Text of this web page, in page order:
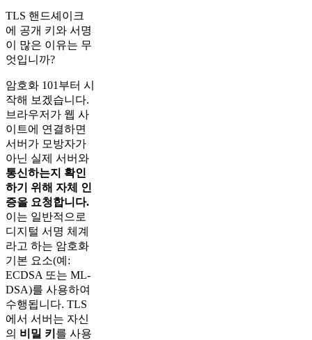
TLS 핸드셰이크
에 공개 키와 서명
이 많은 이유는 무
엇입니까?
암호화 101부터 시
작해 보겠습니다.
브라우저가 웹 사
이트에 연결하면
서버가 모방자가
아닌 실제 서버와
통신하는지 확인
하기 위해 자체 인
증을 요청합니다.
이는 일반적으로
디지털 서명 체계
라고 하는 암호화
기본 요소(예:
ECDSA 또는 ML-
DSA)를 사용하여
수행됩니다. TLS
에서 서버는 자신
의 비밀 키 를 사용